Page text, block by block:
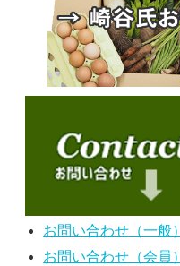
お問い合わせ（一般）
お問い合わせ（会員）